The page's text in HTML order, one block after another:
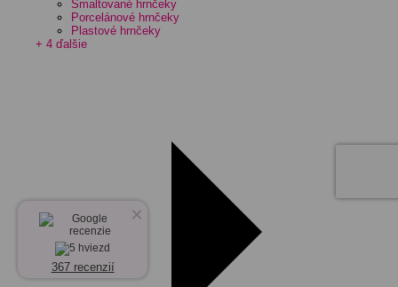
Smaltované hrnčeky
Porcelánové hrnčeky
Plastové hrnčeky
+ 4 ďalšie
×
367 recenzií